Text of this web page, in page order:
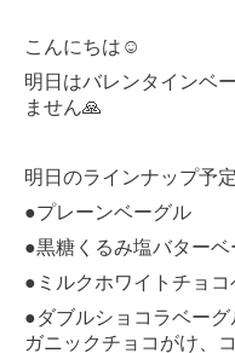
こんにちは☺︎
明日はバレンタインベ
ません🙏
明日のラインナップ予定
●プレーンベーグル
●黒糖くるみ塩バターベ
●ミルクホワイトチョコ
●ダブルショコラベー
ガニックチョコがけ、